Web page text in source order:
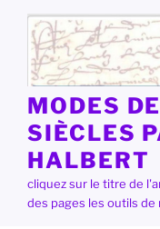
contenu
principal
MODES
SIÈCLES
HALBERT
cliquez sur le titre de
des pages les outils